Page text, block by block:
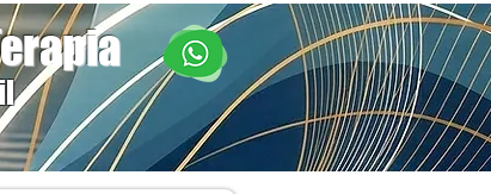
Login / Registre-se